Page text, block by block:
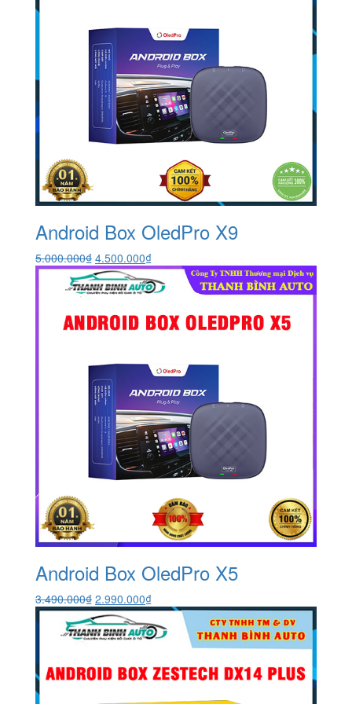
Android Box OledPro X9
5.000.000₫ Giá
gốc
là:
4.500.000₫Giá
hiện
tại
4.500.000₫.
Android Box OledPro X5
3.490.000₫ Giá
gốc
là:
3.490.000₫.
2.990.000₫Giá
hiện
tại